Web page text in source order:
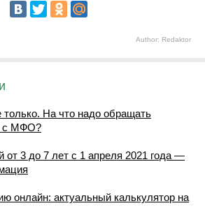
Author: Redaktor
На что надо обращать
с МФО?
от 3 до 7 лет с 1 апреля 2021 года —
онлайн: актуальный калькулятор на